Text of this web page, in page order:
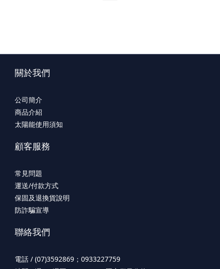
關於我們
公司簡介
商品介紹
太陽能使用須知
顧客服務
常見問題
運送/付款方式
保固及退換貨說明
防詐騙宣導
聯絡我們
電話 / (07)3592869；0933227759